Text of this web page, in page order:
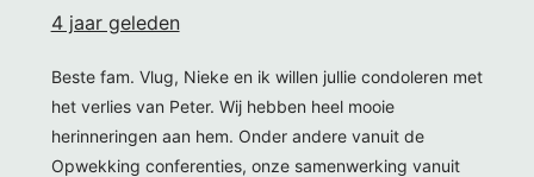
4 jaar geleden
Beste fam. Vlug, Nieke en ik willen jullie condoleren met
het verlies van Peter. Wij hebben heel mooie
herinneringen aan hem. Onder andere vanuit de
Opwekking conferenties, onze samenwerking vanuit